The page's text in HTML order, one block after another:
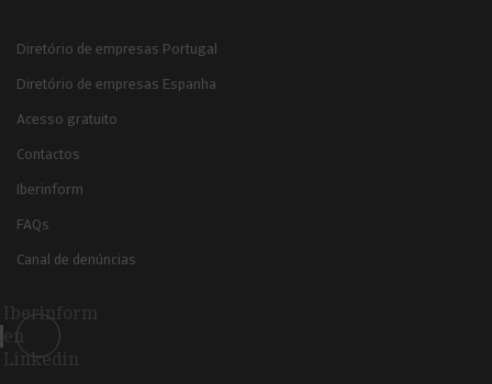
Diretório de empresas Portugal
Diretório de empresas Espanha
Acesso gratuito
Contactos
Iberinform
FAQs
Canal de denúncias
Iberinform
en
Linkedin